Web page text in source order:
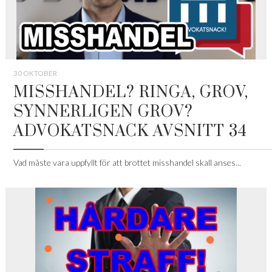
30 OKTOBER
MISSHANDEL? RINGA, GROV,
SYNNERLIGEN GROV?
ADVOKATSNACK AVSNITT 34
Vad måste vara uppfyllt för att brottet misshandel skall anses...